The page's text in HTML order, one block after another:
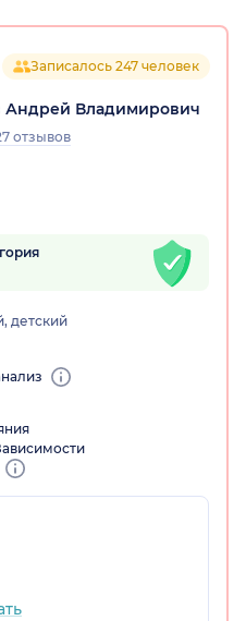
Записалось 247 человек
Андрей Владимирович
отзывов
детский